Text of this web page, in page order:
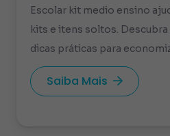
Escolar kit medio ensino
kits e itens soltos.
dicas práticas para
Saiba Mais